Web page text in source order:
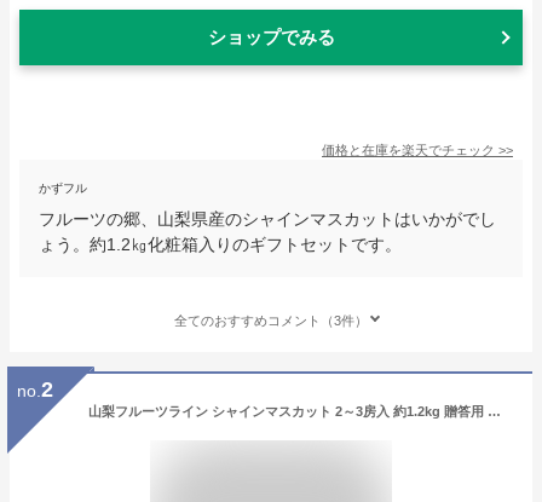
ショップでみる
価格と在庫を楽天でチェック >>
かずフル
フルーツの郷、山梨県産のシャインマスカットはいかがでし
ょう。約1.2㎏化粧箱入りのギフトセットです。
全てのおすすめコメント（3件）
no. 2
山梨フルーツライン シャインマスカット 2～3房入 約1.2kg 贈答用 プレゼント ギフト